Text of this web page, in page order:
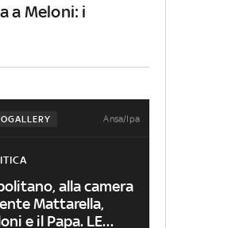
a Meloni: i
Ansa/Ipa
alla camera
Mattarella,
e il Papa. LE